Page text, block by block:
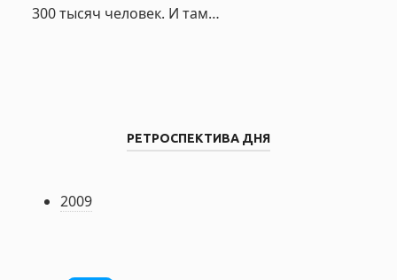
300 тысяч человек. И там…
РЕТРОСПЕКТИВА ДНЯ
2009